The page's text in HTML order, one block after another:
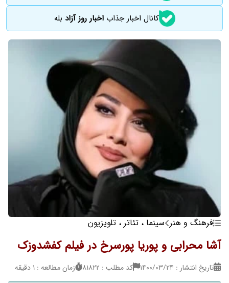
کانال اخبار جذاباخبار روز آزاد بله
فرهنگ و هنر سینما ، تئاتر ، تلویزیون
آشا محرابی و پوریا پورسرخ در فیلم کفشدوزک
تاریخ انتشار : ۱۴۰۰/۰۳/۲۴ کد مطلب : 81822 زمان مطالعه : 1 دقیقه